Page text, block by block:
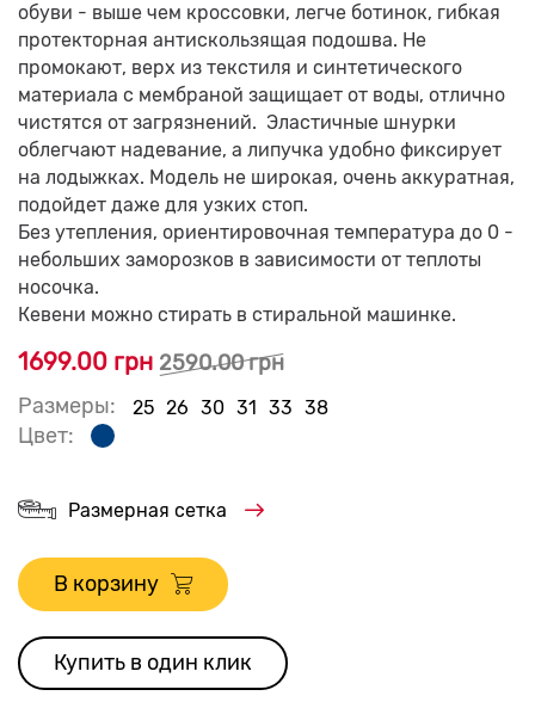
обуви - выше чем кроссовки, легче ботинок, гибкая
протекторная антискользящая подошва. Не
промокают, верх из текстиля и синтетического
материала с мембраной защищает от воды, отлично
чистятся от загрязнений. Эластичные шнурки
облегчают надевание, а липучка удобно фиксирует
на лодыжках. Модель не широкая, очень аккуратная,
подойдет даже для узких стоп.
Без утепления, ориентировочная температура до 0 -
небольших заморозков в зависимости от теплоты
носочка.
Кевени можно стирать в стиральной машинке.
1699.00 грн 2590.00 грн
Размеры:
25 26 30 31 33 38
Цвет:
Размерная сетка
В корзину
Купить в один клик